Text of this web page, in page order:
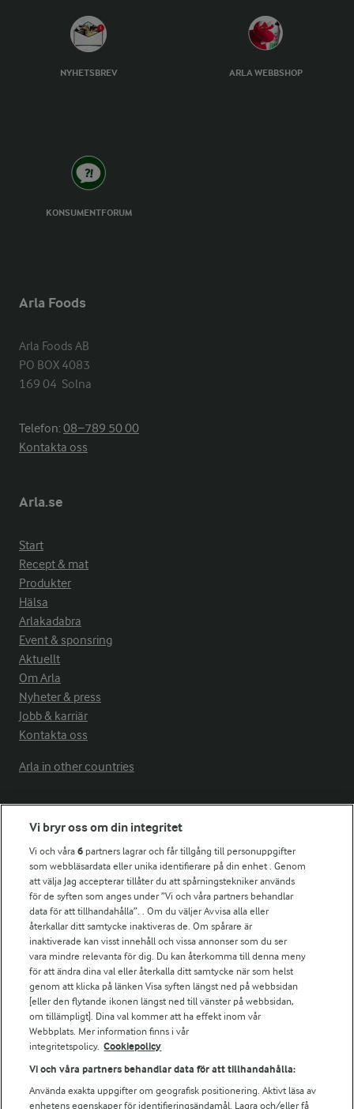
NYHETSBREV ARLA WEBBSHOP
KONSUMENTFORUM
Arla Foods
Arla Foods AB
PO BOX 4083
169 04  Solna
Telefon:08−789 50 00
Kontakta oss
Arla.se
Start
Recept & mat
Produkter
Hälsa
Arlakadabra
Event & sponsring
Aktuellt
Om Arla
Nyheter & press
Jobb & karriär
Kontakta oss
Arla in other countries
Fler Arlasajter
För ägare
Arlas kundportal
Arla.com
Falbygdens Ost
Arla webbshop
Bildbank
Följ oss
Vi bryr oss om din integritet
Vi och våra6 partners lagrar och får tillgång till personuppgifter
som webbläsardata eller unika identifierare på din enhet . Genom
att välja Jag accepterar tillåter du att spårningstekniker används
för de syften som anges under ”Vi och våra partners behandlar
data för att tillhandahålla”. . Om du väljer Avvisa alla eller
återkallar ditt samtycke inaktiveras de. Om spårare är
inaktiverade kan visst innehåll och vissa annonser som du ser
vara mindre relevanta för dig. Du kan återkomma till denna meny
för att ändra dina val eller återkalla ditt samtycke när som helst
genom att klicka på länken Visa syften längst ned på webbsidan
[eller den flytande ikonen längst ned till vänster på webbsidan,
om tillämpligt]. Dina val kommer att ha effekt inom vår
Webbplats. Mer information finns i vår
integritetspolicy. Cookiepolicy
Vi och våra partners behandlar data för att tillhandahålla:
Använda exakta uppgifter om geografisk positionering. Aktivt läsa av
enhetens egenskaper för identifieringsändamål. Lagra och/eller få